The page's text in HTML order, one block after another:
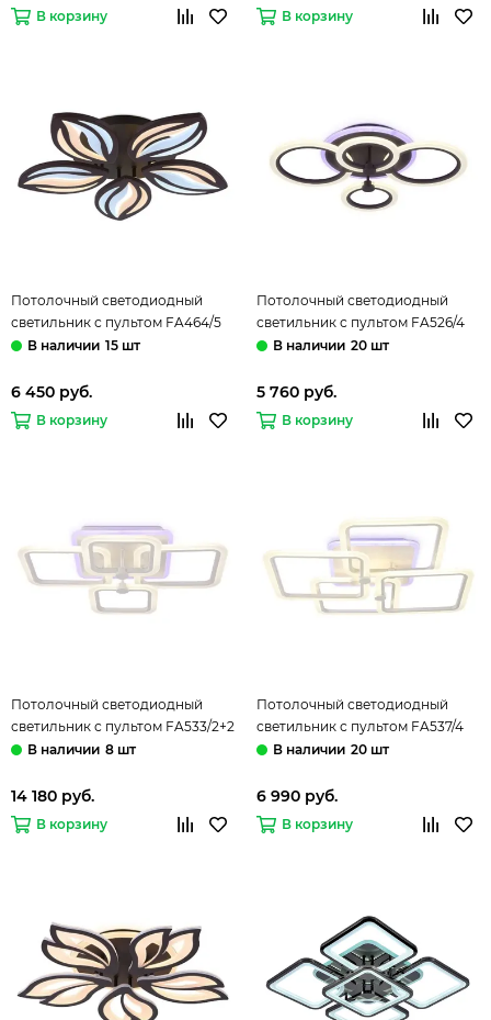
В корзину В корзину
Потолочный светодиодный
светильник с пультом FA464/5
CF 90W кофейный (ПДУ РАДИО
15 шт
6 450 руб.
В корзину
Потолочный светодиодный
светильник с пультом FA526/4
CF 81W кофейный (ПДУ РАДИО
20 шт
5 760 руб.
В корзину
Потолочный светодиодный
светильник с пультом FA533/2+2
WH 150W белый (ПДУ РАДИО
8 шт
14 180 руб.
В корзину
Потолочный светодиодный
светильник с пультом FA537/4
WH 148W белый (ПДУ РАДИО
20 шт
6 990 руб.
В корзину